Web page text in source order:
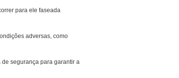
para ele faseada
adversas, como
de segurança para garantir a